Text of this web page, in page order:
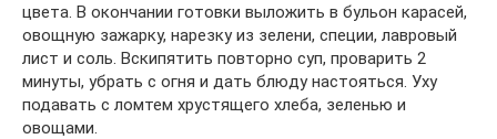
цвета. В окончании готовки выложить в бульон карасей,
овощную зажарку, нарезку из зелени, специи, лавровый
лист и соль. Вскипятить повторно суп, проварить 2
минуты, убрать с огня и дать блюду настояться. Уху
подавать с ломтем хрустящего хлеба, зеленью и
овощами.